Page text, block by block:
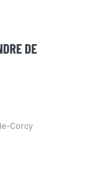
DE
Corcy